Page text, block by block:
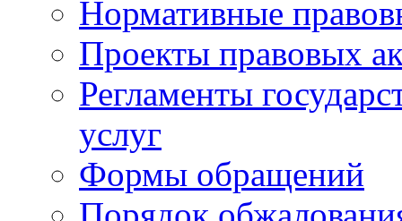
Нормативные
Проекты правовых
Регламенты
услуг
Формы обращений